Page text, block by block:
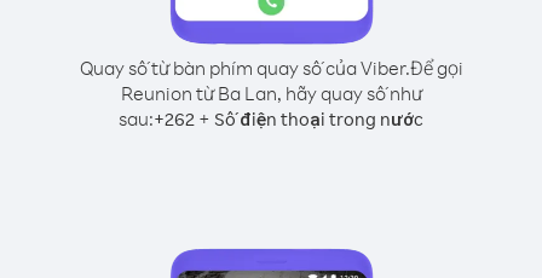
Quay số từ bàn phím quay số của Viber.Để gọi
Reunion từ Ba Lan, hãy quay số như
sau:+262 + Số điện thoại trong nước